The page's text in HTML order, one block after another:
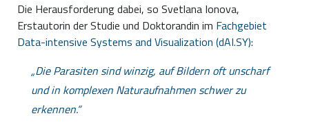
Die Herausforderung dabei, so Svetlana Ionova,
Erstautorin der Studie und Doktorandin im Fachgebiet
Data-intensive Systems and Visualization (dAI.SY):
Die Parasiten sind winzig, auf Bildern oft unscharf
und in komplexen Naturaufnahmen schwer zu
erkennen.